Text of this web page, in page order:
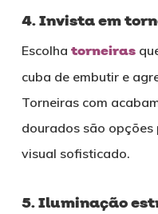
4. Invista em
Escolha torneiras
cuba de embutir e
Torneiras com
dourados são
visual sofisticado.
5. Iluminação